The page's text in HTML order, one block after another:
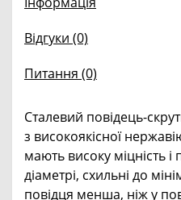
Відгуки (0)
Питання (0)
Сталевий повідець-
з високоякісної
мають високу міцність
діаметрі, схильні до
повідця менша, ніж у